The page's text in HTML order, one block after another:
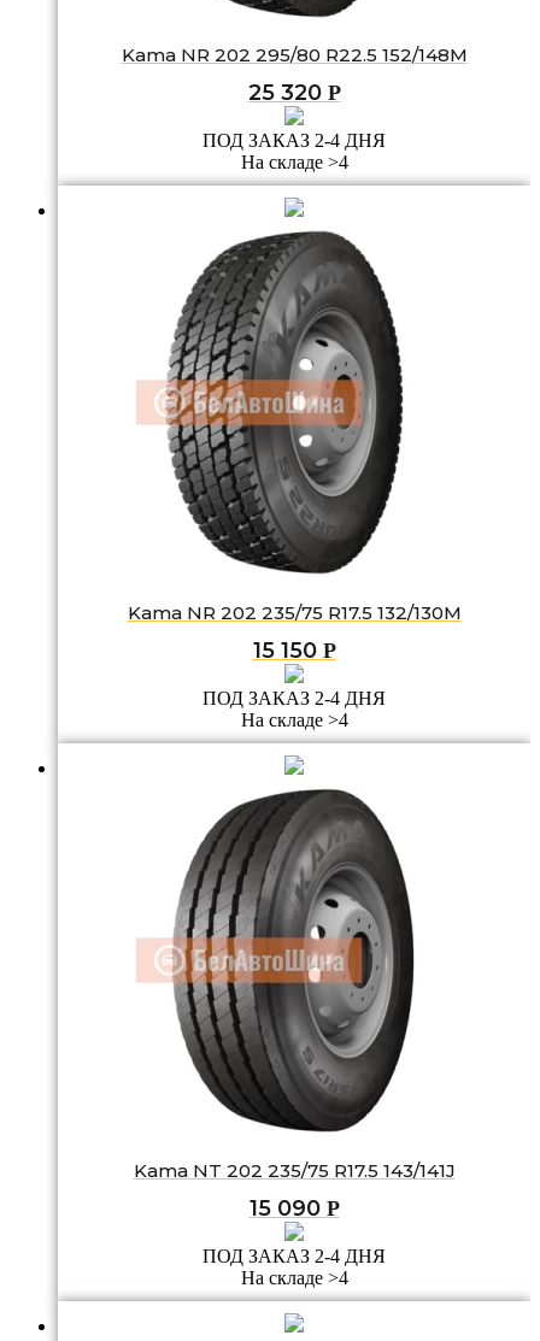
Kama NR 202 295/80 R22.5 152/148M
25 320 Р
ПОД ЗАКАЗ 2-4 ДНЯ
На складе >4
Kama NR 202 235/75 R17.5 132/130M
15 150 Р
ПОД ЗАКАЗ 2-4 ДНЯ
На складе >4
Kama NT 202 235/75 R17.5 143/141J
15 090 Р
ПОД ЗАКАЗ 2-4 ДНЯ
На складе >4